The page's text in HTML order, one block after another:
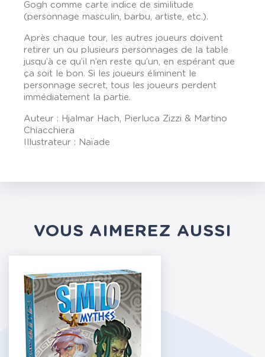
Gogh comme carte indice de similitude
(personnage masculin, barbu, artiste, etc.).
Après chaque tour, les autres joueurs doivent
retirer un ou plusieurs personnages de la table
jusqu’à ce qu’il n’en reste qu’un, en espérant que
ça soit le bon. Si les joueurs éliminent le
personnage secret, tous les joueurs perdent
immédiatement la partie.
Auteur : Hjalmar Hach, Pierluca Zizzi & Martino
Chiacchiera
Illustrateur : Naïade
VOUS AIMEREZ AUSSI